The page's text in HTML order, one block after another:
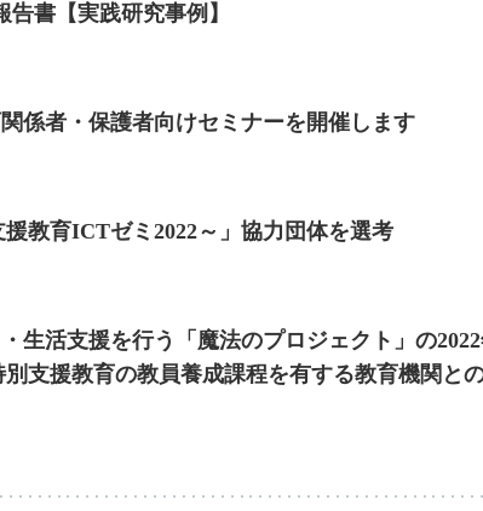
告書【実践研究事例】
係者・保護者向けセミナーを開催します
教育ICTゼミ2022～」 協力団体を選考
生活支援を行う
「魔法のプロジェクト」の
別支援教育の教員養成課程を有する教育機関と